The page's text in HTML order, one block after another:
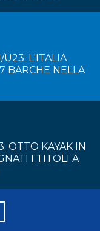
U23: L'ITALIA
BARCHE NELLA
OTTO KAYAK IN
I TITOLI A